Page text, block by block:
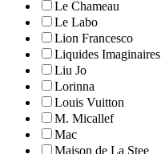
Le Chameau
Le Labo
Lion Francesco
Liquides Imaginaires
Liu Jo
Lorinna
Louis Vuitton
M. Micallef
Mac
Maison de La Stee